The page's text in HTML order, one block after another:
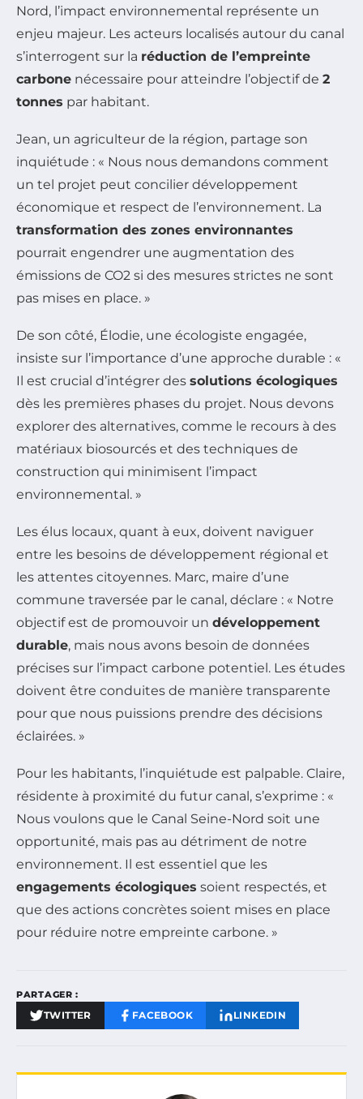
Nord, l’impact environnemental représente un
enjeu majeur. Les acteurs localisés autour du canal
s’interrogent sur la réduction de l’empreinte
carbone nécessaire pour atteindre l’objectif de 2
tonnes par habitant.
Jean, un agriculteur de la région, partage son
inquiétude : « Nous nous demandons comment
un tel projet peut concilier développement
économique et respect de l’environnement. La
transformation des zones environnantes
pourrait engendrer une augmentation des
émissions de CO2 si des mesures strictes ne sont
pas mises en place. »
De son côté, Élodie, une écologiste engagée,
insiste sur l’importance d’une approche durable : «
Il est crucial d’intégrer des solutions écologiques
dès les premières phases du projet. Nous devons
explorer des alternatives, comme le recours à des
matériaux biosourcés et des techniques de
construction qui minimisent l’impact
environnemental. »
Les élus locaux, quant à eux, doivent naviguer
entre les besoins de développement régional et
les attentes citoyennes. Marc, maire d’une
commune traversée par le canal, déclare : « Notre
objectif est de promouvoir un développement
durable, mais nous avons besoin de données
précises sur l’impact carbone potentiel. Les études
doivent être conduites de manière transparente
pour que nous puissions prendre des décisions
éclairées. »
Pour les habitants, l’inquiétude est palpable. Claire,
résidente à proximité du futur canal, s’exprime : «
Nous voulons que le Canal Seine-Nord soit une
opportunité, mais pas au détriment de notre
environnement. Il est essentiel que les
engagements écologiques soient respectés, et
que des actions concrètes soient mises en place
pour réduire notre empreinte carbone. »
PARTAGER :
TWITTER FACEBOOK LINKEDIN